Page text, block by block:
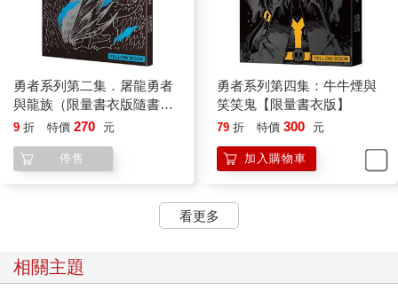
勇者系列第二集．屠龍勇者
與龍族（限量書衣版隨書贈
送特典版書衣）
9 折 特價 270 元
停售
勇者系列第四集：牛牛煙與
笑笑鬼【限量書衣版】
79 折 特價 300 元
加入購物車
看更多
相關主題